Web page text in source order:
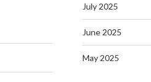
July 2025
June 2025
May 2025